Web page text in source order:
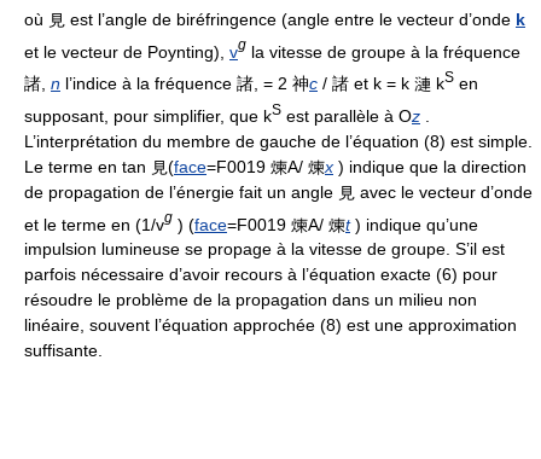
où 見 est l’angle de biréfringence (angle entre le vecteur d’onde k
et le vecteur de Poynting), vg la vitesse de groupe à la fréquence
諸, n l’indice à la fréquence 諸, = 2 神c / 諸 et k = k 漣 kS en
supposant, pour simplifier, que kS est parallèle à Oz
L’interprétation du membre de gauche de l’équation (8) est simple.
Le terme en tan 見(face=F0019 煉A/ 煉x ) indique que la direction
de propagation de l’énergie fait un angle 見 avec le vecteur d’onde
et le terme en (1/vg ) (face=F0019 煉A/ 煉t) indique qu’une
impulsion lumineuse se propage à la vitesse de groupe. S’il est
parfois nécessaire d’avoir recours à l’équation exacte (6) pour
résoudre le problème de la propagation dans un milieu non
linéaire, souvent l’équation approchée (8) est une approximation
suffisante.